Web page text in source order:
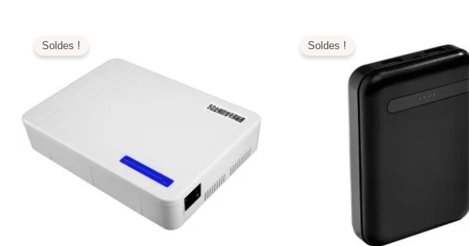
Soldes !
329,99€
Soldes !initial
était :
269,00€.
actuel
est :
129,99€.